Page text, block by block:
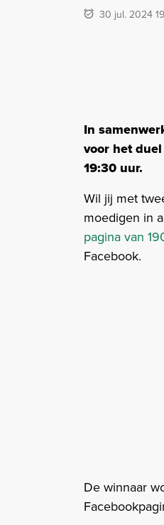
30 jul. 2024
In
voor het
19:30 uur.
Wil jij met
moedigen in
pagina van
Facebook.
De winnaar